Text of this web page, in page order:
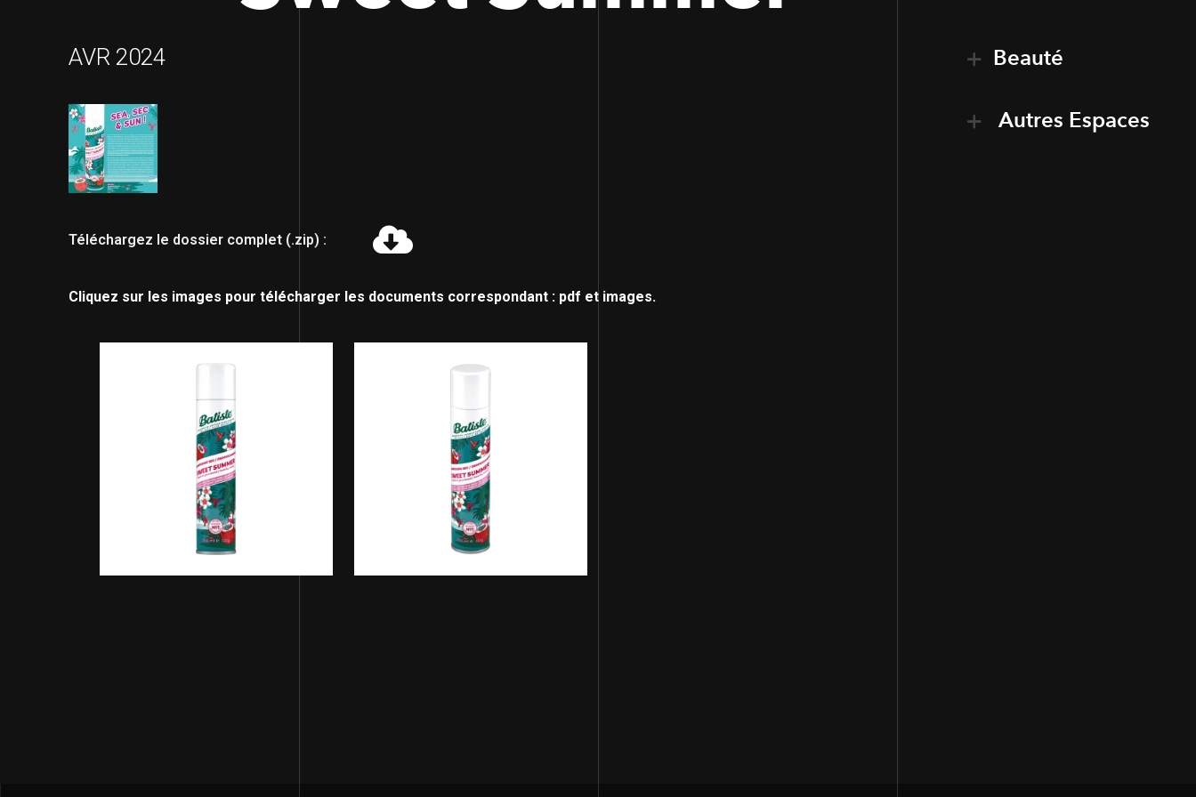
AVR 2024 Beauté
Autres Espaces
Téléchargez le dossier complet (.zip) :
Cliquez sur les images pour télécharger les documents correspondant : pdf et images.